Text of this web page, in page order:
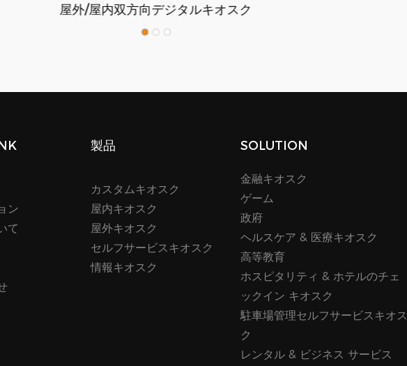
屋外/屋内双方向デジタルキオスク
ン
て
製品
カスタムキオスク
屋内キオスク
屋外キオスク
セルフサービスキオスク
情報キオスク
SOLUTION
金融キオスク
ゲーム
政府
ヘルスケア & 医療キオスク
高等教育
ホスピタリティ & ホテルのチェ
ックイン キオスク
駐車場管理セルフサービスキオス
ク
レンタル & ビジネス サービス